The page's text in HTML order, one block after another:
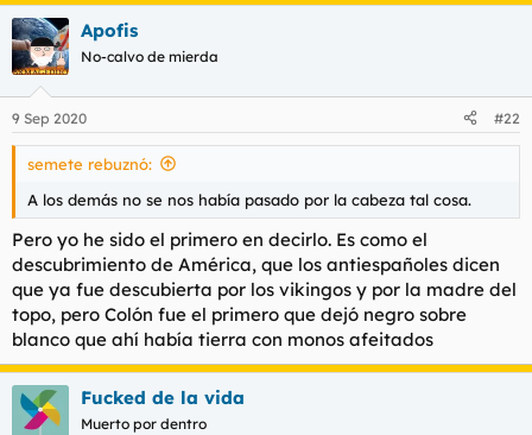
Apofis
No-calvo de mierda
9 Sep 2020 #22
semete rebuznó:
A los demás no se nos había pasado por la cabeza tal cosa.
Pero yo he sido el primero en decirlo. Es como el
descubrimiento de América, que los antiespañoles dicen
que ya fue descubierta por los vikingos y por la madre del
topo, pero Colón fue el primero que dejó negro sobre
blanco que ahí había tierra con monos afeitados
Fucked de la vida
Muerto por dentro